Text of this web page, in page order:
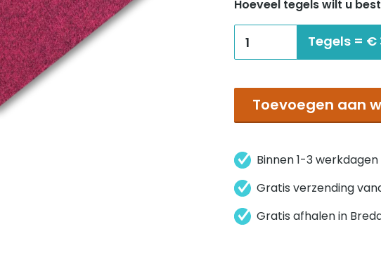
Hoeveel tegels wilt u
fonce
aantal
Tegels = €
Toevoegen aan
Binnen 1-3
Gratis verzending
Gratis afhalen in